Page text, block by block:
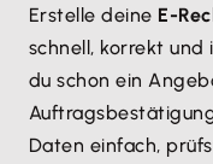
Erstelle deine E-
schnell, korrekt und
du schon ein
Daten einfach,